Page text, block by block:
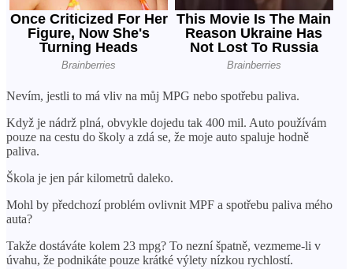
Nevím, jestli to má vliv na můj MPG nebo spotřebu paliva.
Když je nádrž plná, obvykle dojedu tak 400 mil. Auto používám
pouze na cestu do školy a zdá se, že moje auto spaluje hodně
paliva.
Škola je jen pár kilometrů daleko.
Mohl by předchozí problém ovlivnit MPF a spotřebu paliva mého
auta?
Takže dostáváte kolem 23 mpg? To nezní špatně, vezmeme-li v
úvahu, že podnikáte pouze krátké výlety nízkou rychlostí.